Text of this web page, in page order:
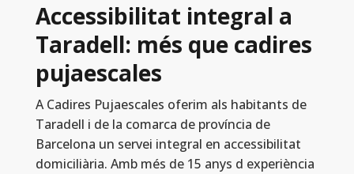
Accessibilitat integral a
Taradell: més que cadires
pujaescales
A Cadires Pujaescales oferim als habitants de
Taradell i de la comarca de província de
Barcelona un servei integral en accessibilitat
domiciliària. Amb més de 15 anys d experiència